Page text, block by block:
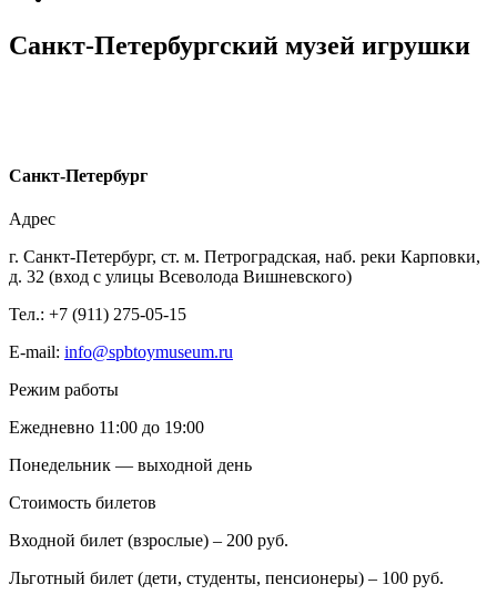
Санкт-Петербургский музей игрушки
Санкт-Петербург
Адрес
г. Санкт-Петербург, ст. м. Петроградская, наб. реки Карповки,
д. 32 (вход с улицы Всеволода Вишневского)
Тел.: +7 (911) 275-05-15
E-mail: info@spbtoymuseum.ru
Режим работы
Ежедневно 11:00 до 19:00
Понедельник — выходной день
Стоимость билетов
Входной билет (взрослые) – 200 руб.
Льготный билет (дети, студенты, пенсионеры) – 100 руб.